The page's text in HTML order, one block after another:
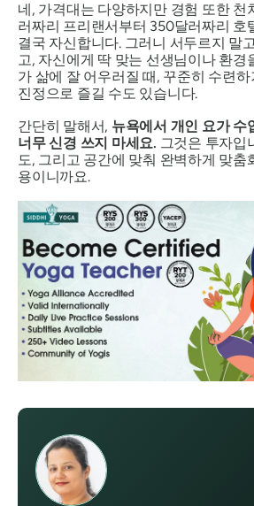
네, 가격대는 다양하지만 경험 또한 천
러짜리 프리랜서부터 350달러짜리 호
결국 자신합니다. 그러니 서두르지 말
고, 자신에게 딱 맞는 선생님이나 환경
가 삶에 잘 어우러질 때, 꾸준히 수련
진정으로 즐길 수도 있습니다.
간단히 말해서, 뉴욕에서 개인 요가 수
너무 신경 쓰지 마세요. 그것은 투자입
도, 그리고 공간에 맞춰 완벽하게 맞춤
용이니까요.